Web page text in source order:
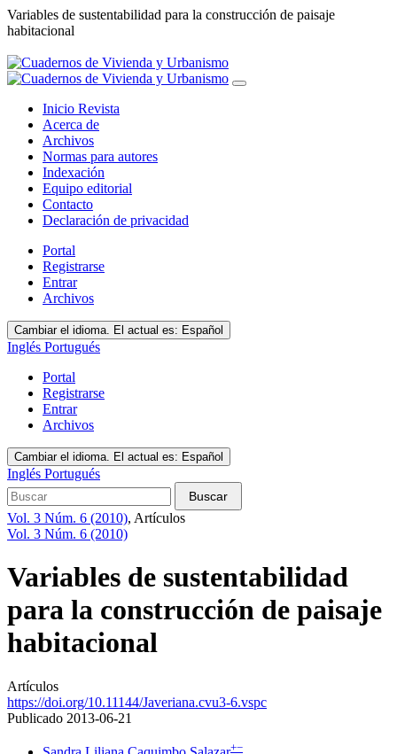
Variables de sustentabilidad para la construcción de paisaje
habitacional
Inicio Revista
Acerca de
Archivos
Normas para autores
Indexación
Equipo editorial
Contacto
Declaración de privacidad
Portal
Registrarse
Entrar
Archivos
Cambiar el idioma. El actual es: Español
Inglés Portugués
Portal
Registrarse
Entrar
Archivos
Cambiar el idioma. El actual es: Español
Inglés Portugués
Buscar
Vol. 3 Núm. 6 (2010), Artículos
Vol. 3 Núm. 6 (2010)
Variables de sustentabilidad
para la construcción de paisaje
habitacional
Artículos
https://doi.org/10.11144/Javeriana.cvu3-6.vspc
Publicado 2013-06-21
+−